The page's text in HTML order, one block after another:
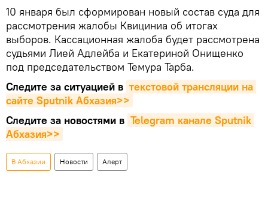
10 января был сформирован новый состав суда для
рассмотрения жалобы Квициниа об итогах
выборов. Кассационная жалоба будет рассмотрена
судьями Лией Адлейба и Екатериной Онищенко
под председательством Темура Тарба.
Следите за ситуацией в текстовой трансляции на
сайте Sputnik Абхазия>>
Следите за новостями в Telegram канале Sputnik
Абхазия>>
В Абхазии Новости Aлерт